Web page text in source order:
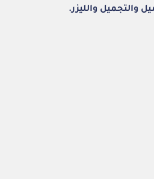
والتجميل والليزر.